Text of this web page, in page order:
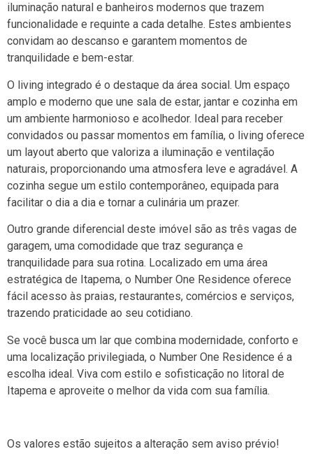
iluminação natural e banheiros modernos que trazem
funcionalidade e requinte a cada detalhe. Estes ambientes
convidam ao descanso e garantem momentos de
tranquilidade e bem-estar.
O living integrado é o destaque da área social. Um espaço
amplo e moderno que une sala de estar, jantar e cozinha em
um ambiente harmonioso e acolhedor. Ideal para receber
convidados ou passar momentos em família, o living oferece
um layout aberto que valoriza a iluminação e ventilação
naturais, proporcionando uma atmosfera leve e agradável. A
cozinha segue um estilo contemporâneo, equipada para
facilitar o dia a dia e tornar a culinária um prazer.
Outro grande diferencial deste imóvel são as três vagas de
garagem, uma comodidade que traz segurança e
tranquilidade para sua rotina. Localizado em uma área
estratégica de Itapema, o Number One Residence oferece
fácil acesso às praias, restaurantes, comércios e serviços,
trazendo praticidade ao seu cotidiano.
Se você busca um lar que combina modernidade, conforto e
uma localização privilegiada, o Number One Residence é a
escolha ideal. Viva com estilo e sofisticação no litoral de
Itapema e aproveite o melhor da vida com sua família.
Os valores estão sujeitos a alteração sem aviso prévio!